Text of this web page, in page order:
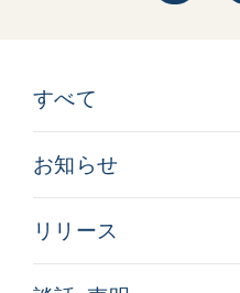
すべて
お知らせ
リリース